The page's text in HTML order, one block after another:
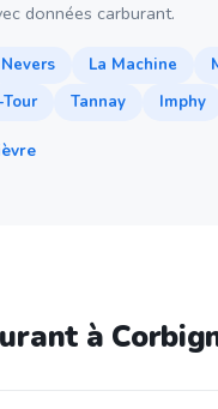
données carburant.
Nevers La Machine
Tannay Imphy
à